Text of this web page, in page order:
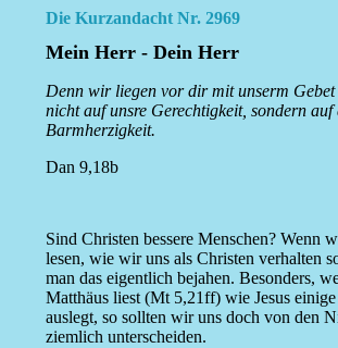
Die Kurzandacht Nr. 2969
Mein Herr - Dein Herr
Denn wir liegen vor dir mit unserm
nicht auf unsre Gerechtigkeit, sondern auf
Barmherzigkeit.
Dan 9,18b
Sind Christen bessere Menschen? Wenn
lesen, wie wir uns als Christen verhalten
man das eigentlich bejahen. Besonders,
Matthäus liest (Mt 5,21ff) wie Jesus
auslegt, so sollten wir uns doch von den
ziemlich unterscheiden.